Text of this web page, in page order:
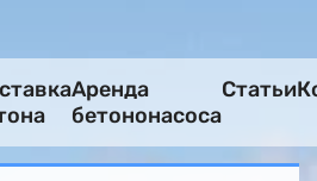
Аренда
бетононасоса
Статьи